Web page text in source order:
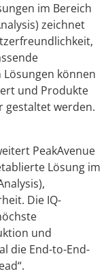
im Bereich
zeichnet
können
und Produkte
gestaltet werden.
PeakAvenue
Lösung im
Die IQ-
und
die End-to-End-